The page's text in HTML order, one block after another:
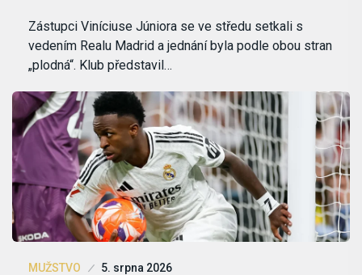
Zástupci Viníciuse Júniora se ve středu setkali s
vedením Realu Madrid a jednání byla podle obou stran
„plodná“. Klub představil…
MUŽSTVO 5. srpna 2026